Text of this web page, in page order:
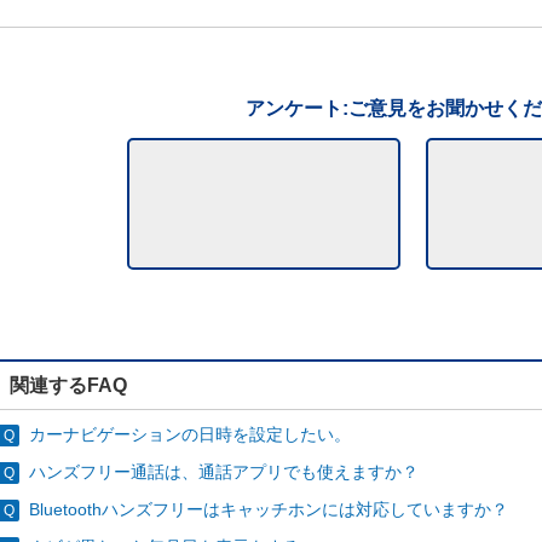
アンケート:ご意見をお聞かせく
関連するFAQ
カーナビゲーションの日時を設定したい。
ハンズフリー通話は、通話アプリでも使えますか？
Bluetoothハンズフリーはキャッチホンには対応していますか？